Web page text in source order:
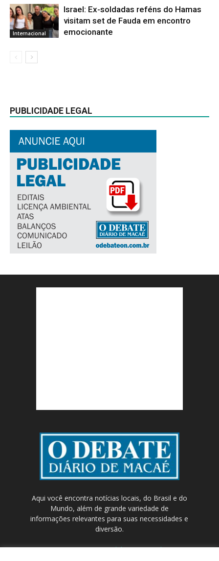
Internacional
Israel: Ex-soldadas reféns do Hamas
visitam set de Fauda em encontro
emocionante
PUBLICIDADE LEGAL
Aqui você encontra notícias locais, do Brasil e do
Mundo, além de grande variedade de
informações relevantes para suas necessidades e
diversão.
Contato:contato@odebateon.com.br /